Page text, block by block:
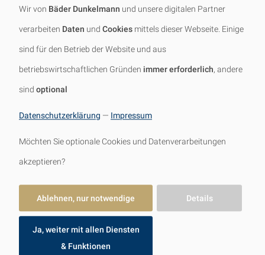
werden. Sitze können sowohl in einer
ergonomischen Liegeposition oder
auch als Sitzstufen gewählt werden.
Sie können hier aus zahlreichen
Designs wählen. Dabei kommt es
Personen die Dampfsauna
gleichzeitig nutzen sollen.
Wir von Bäder Dunkelmann und unsere digitalen Partner
verarbeiten Daten und Cookies mittels dieser Webseite. Einige
sind für den Betrieb der Website und aus
betriebswirtschaftlichen Gründen immer erforderlich, andere
sind optional
Datenschutzerklärung — Impressum
Möchten Sie optionale Cookies und Datenverarbeitungen
akzeptieren?
Details
Ablehnen, nur notwendige
Ja, weiter mit allen Diensten
& Funktionen